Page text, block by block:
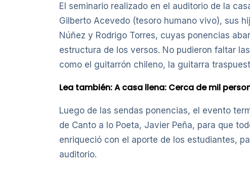
El seminario realizado en el auditorio de la
Gilberto Acevedo (tesoro humano vivo), sus
Núñez y Rodrigo Torres, cuyas ponencias
estructura de los versos. No pudieron faltar
como el guitarrón chileno, la guitarra
Lea también:A casa llena: Cerca de mil
Luego de las sendas ponencias, el evento
de Canto a lo Poeta, Javier Peña, para que
enriqueció con el aporte de los estudiantes,
auditorio.